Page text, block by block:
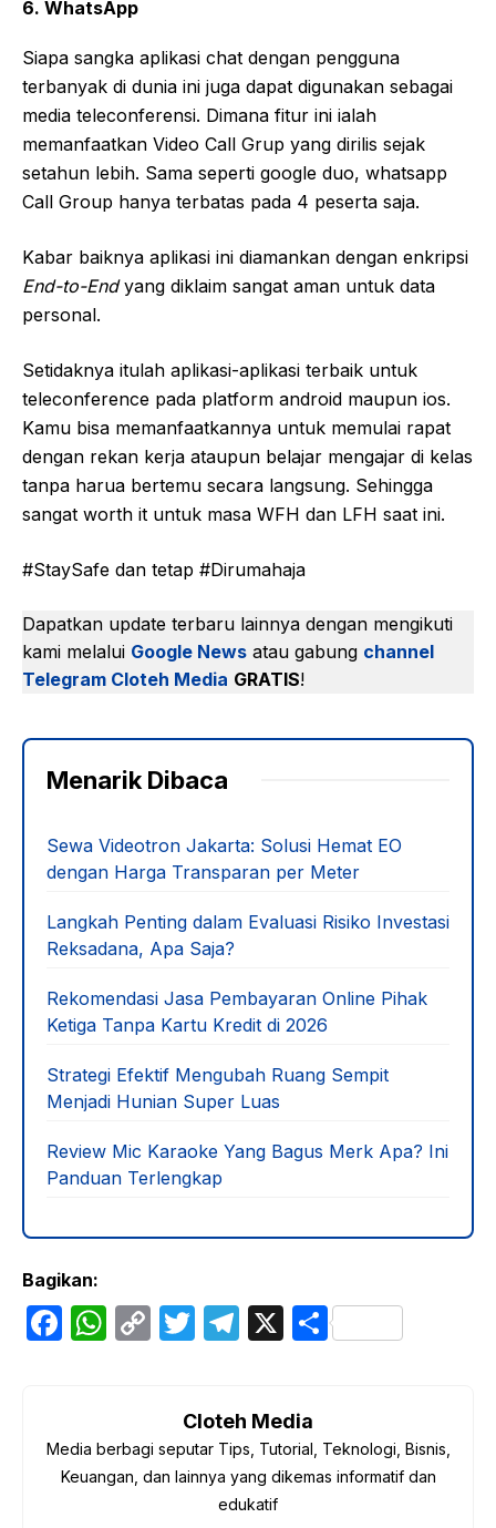
6. WhatsApp
Siapa sangka aplikasi chat dengan pengguna
terbanyak di dunia ini juga dapat digunakan sebagai
media teleconferensi. Dimana fitur ini ialah
memanfaatkan Video Call Grup yang dirilis sejak
setahun lebih. Sama seperti google duo, whatsapp
Call Group hanya terbatas pada 4 peserta saja.
Kabar baiknya aplikasi ini diamankan dengan enkripsi
End-to-Endyang diklaim sangat aman untuk data
personal.
Setidaknya itulah aplikasi-aplikasi terbaik untuk
teleconference pada platform android maupun ios.
Kamu bisa memanfaatkannya untuk memulai rapat
dengan rekan kerja ataupun belajar mengajar di kelas
tanpa harua bertemu secara langsung. Sehingga
sangat worth it untuk masa WFH dan LFH saat ini.
#StaySafe dan tetap #Dirumahaja
Dapatkan update terbaru lainnya dengan mengikuti
kami melalui Google News atau gabung channel
Telegram Cloteh Media GRATIS!
Menarik Dibaca
Sewa Videotron Jakarta: Solusi Hemat EO
dengan Harga Transparan per Meter
Langkah Penting dalam Evaluasi Risiko Investasi
Reksadana, Apa Saja?
Rekomendasi Jasa Pembayaran Online Pihak
Ketiga Tanpa Kartu Kredit di 2026
Strategi Efektif Mengubah Ruang Sempit
Menjadi Hunian Super Luas
Review Mic Karaoke Yang Bagus Merk Apa? Ini
Panduan Terlengkap
Bagikan:
F
b
W
A
p
C
Li
T
er
T
gr
a
m
X S
Cloteh Media
Media berbagi seputar Tips, Tutorial, Teknologi, Bisnis,
Keuangan, dan lainnya yang dikemas informatif dan
edukatif